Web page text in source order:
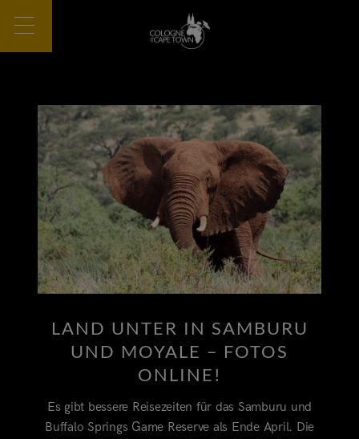
LAND UNTER IN SAMBURU
UND MOYALE – FOTOS
ONLINE!
Es gibt bessere Reisezeiten für das Samburu und
Buffalo Springs Game Reserve als Ende April. Die